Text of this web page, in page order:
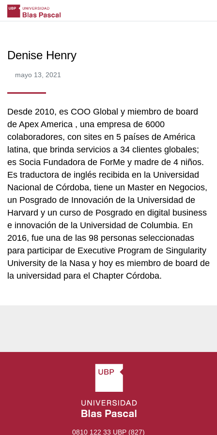
Denise Henry
mayo 13, 2021
Desde 2010, es COO Global y miembro de board
de Apex America , una empresa de 6000
colaboradores, con sites en 5 países de América
latina, que brinda servicios a 34 clientes globales;
es Socia Fundadora de ForMe y madre de 4 niños.
Es traductora de inglés recibida en la Universidad
Nacional de Córdoba, tiene un Master en Negocios,
un Posgrado de Innovación de la Universidad de
Harvard y un curso de Posgrado en digital business
e innovación de la Universidad de Columbia. En
2016, fue una de las 98 personas seleccionadas
para participar de Executive Program de Singularity
University de la Nasa y hoy es miembro de board de
la universidad para el Chapter Córdoba.
0810 122 33 UBP (827)